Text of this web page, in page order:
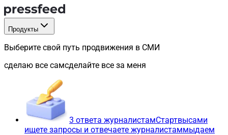
Продукты
Выберите свой путь продвижения в СМИ
сделаю все самсделайте все за меня
3 ответа журналистамСтартвысами
ищете запросы и отвечаете журналистаммыдаем